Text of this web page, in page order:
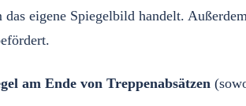
das eigene Spiegelbild handelt.
am Ende von Treppenabsätzen